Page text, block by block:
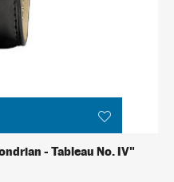
- Tableau No. IV"